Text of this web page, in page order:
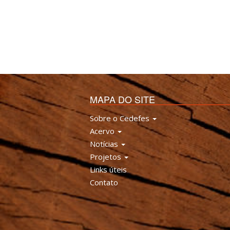
MAPA DO SITE
Sobre o Cedefes
Acervo
Notícias
Projetos
Links úteis
Contato